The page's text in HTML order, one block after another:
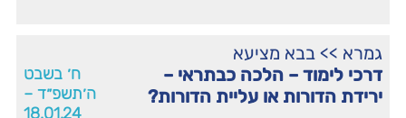
גמרא >> בבא מציעא
דרכי לימוד – הלכה כבתראי –
ירידת הדורות או עליית הדורות?
ח׳ בשבט
ה׳תשפ״ד –
18.01.24